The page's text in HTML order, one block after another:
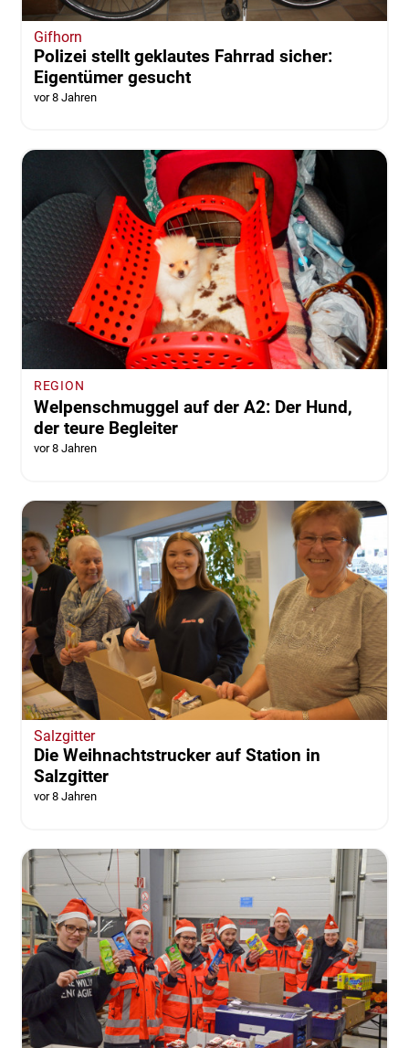
Gifhorn
Polizei stellt geklautes Fahrrad sicher:
Eigentümer gesucht
vor 8 Jahren
REGION
Welpenschmuggel auf der A2: Der Hund,
der teure Begleiter
vor 8 Jahren
Salzgitter
Die Weihnachtstrucker auf Station in
Salzgitter
vor 8 Jahren